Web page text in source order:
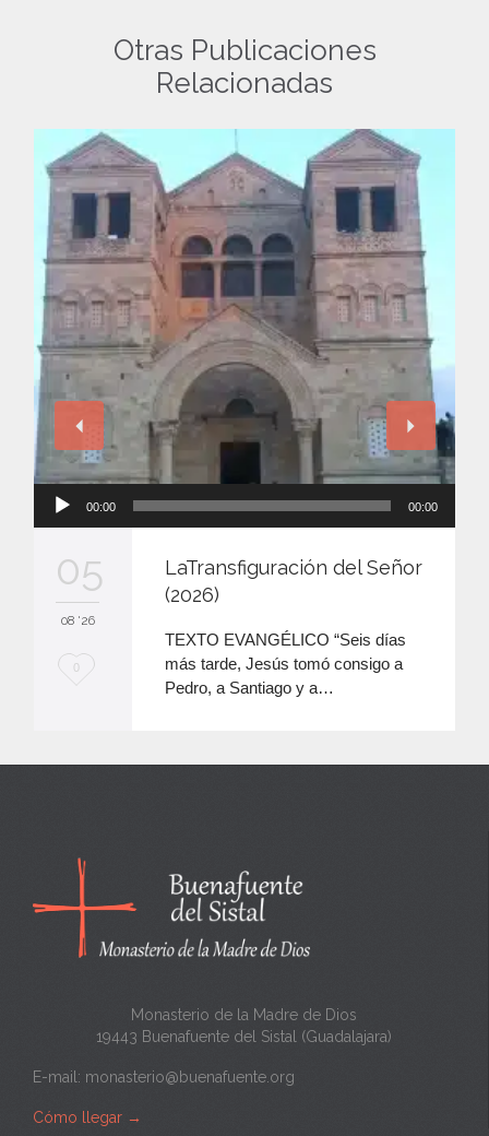
Otras Publicaciones
Relacionadas
00:00 00:00
05
08 '26
M
n
a
0
LaTransfiguración del Señor
(2026)
TEXTO EVANGÉLICO “Seis días
más tarde, Jesús tomó consigo a
Pedro, a Santiago y a…
Monasterio de la Madre de Dios
19443 Buenafuente del Sistal (Guadalajara)
E-mail: monasterio@buenafuente.org
Cómo llegar →